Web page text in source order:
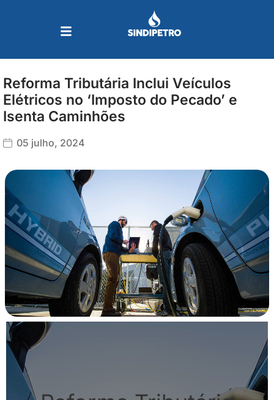
Reforma Tributária Inclui Veículos
Elétricos no ‘Imposto do Pecado’ e
Isenta Caminhões
05 julho, 2024